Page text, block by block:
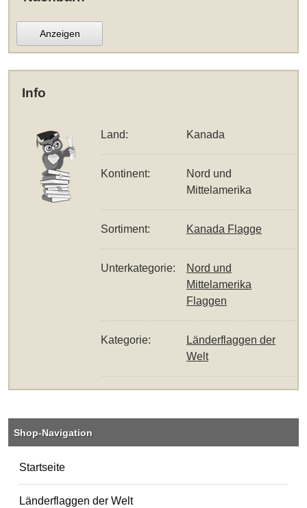
Anzeigen
Info
Land: Kanada
Kontinent:
Nord und
Mittelamerika
Sortiment: Kanada Flagge
Unterkategorie:
Nord und
Mittelamerika
Flaggen
Kategorie:
Länderflaggen der
Welt
Shop-Navigation
Startseite
Länderflaggen der Welt